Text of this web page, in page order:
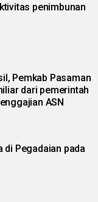
penimbunan
Pemkab Pasaman
dari pemerintah
ASN
di Pegadaian pada